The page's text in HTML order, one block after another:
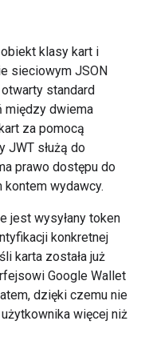
klasy kart i
sieciowym JSON
standard
między dwiema
za pomocą
JWT służą do
prawo dostępu do
wydawcy.
jest wysyłany token
konkretnej
karta została już
Google Wallet
dzięki czemu nie
więcej niż